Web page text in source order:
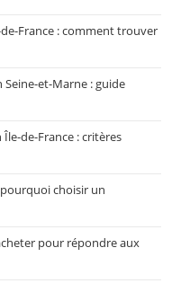
France : comment trouver
et-Marne : guide
de-France : critères
pourquoi choisir un
pour répondre aux